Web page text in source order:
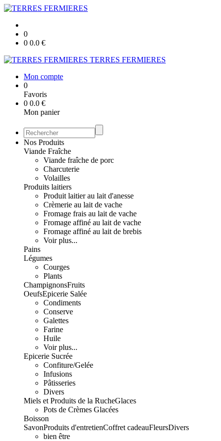
0
0 0.0 €
TERRES FERMIERES
Mon compte
0
Favoris
0 0.0 €
Mon panier
Nos Produits
Viande Fraîche
Viande fraîche de porc
Charcuterie
Volailles
Produits laitiers
Produit laitier au lait d'anesse
Crèmerie au lait de vache
Fromage frais au lait de vache
Fromage affiné au lait de vache
Fromage affiné au lait de brebis
Voir plus...
Pains
Légumes
Courges
Plants
ChampignonsFruits
OeufsEpicerie Salée
Condiments
Conserve
Galettes
Farine
Huile
Voir plus...
Epicerie Sucrée
Confiture/Gelée
Infusions
Pâtisseries
Divers
Miels et Produits de la RucheGlaces
Pots de Crèmes Glacées
Boisson
SavonProduits d'entretienCoffret cadeauFleursDivers
bien être